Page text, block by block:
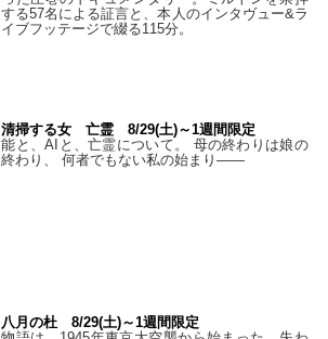
する57名による証言と、本人のインタヴュー&ラ
イブフッテージで綴る115分。
清掃する女 亡霊 8/29(土)～1週間限定
能と、AIと、亡霊について。 母の終わりは娘の
終わり、 何者でもない私の始まり――
八月の杜 8/29(土)～1週間限定